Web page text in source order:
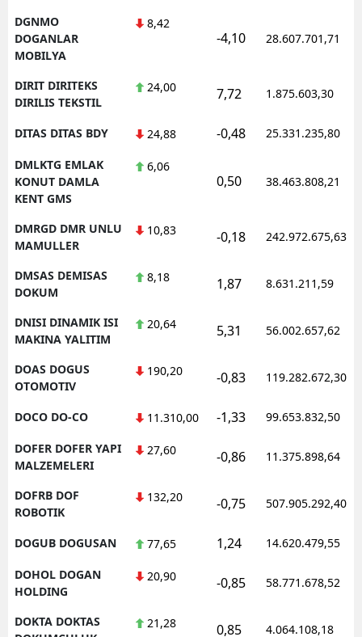
DGNMO
DOGANLAR
MOBILYA
8,42
-4,10 28.607.701,71
DIRIT DIRITEKS
DIRILIS TEKSTIL
24,00 7,72 1.875.603,30
DITAS DITAS BDY 24,88 -0,48 25.331.235,80
DMLKTG EMLAK
KONUT DAMLA
KENT GMS
6,06
0,50 38.463.808,21
DMRGD DMR UNLU
MAMULLER
10,83 -0,18 242.972.675,63
DMSAS DEMISAS
DOKUM
8,18 1,87 8.631.211,59
DNISI DINAMIK ISI
MAKINA YALITIM
20,64 5,31 56.002.657,62
DOAS DOGUS
OTOMOTIV
190,20 -0,83 119.282.672,30
DOCO DO-CO 11.310,00 -1,33 99.653.832,50
DOFER DOFER YAPI
MALZEMELERI
27,60 -0,86 11.375.898,64
DOFRB DOF
ROBOTIK
132,20 -0,75 507.905.292,40
DOGUB DOGUSAN 77,65 1,24 14.620.479,55
DOHOL DOGAN
HOLDING
20,90 -0,85 58.771.678,52
DOKTA DOKTAS
21,28 0,85 4.064.108,18